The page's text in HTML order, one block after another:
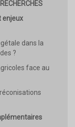
enjeux
dans la
?
face au